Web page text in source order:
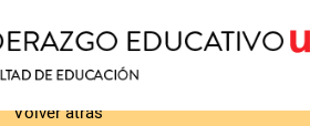
Volver atrás